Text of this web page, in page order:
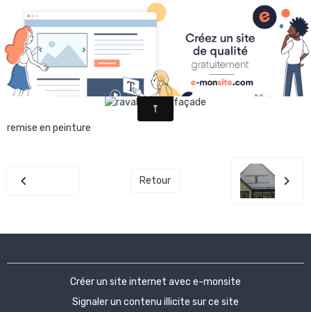
Couvreur Jean Didier
ravalement-façade
remise en peinture
Retour
Créer un site internet avec e-monsite
Signaler un contenu illicite sur ce site